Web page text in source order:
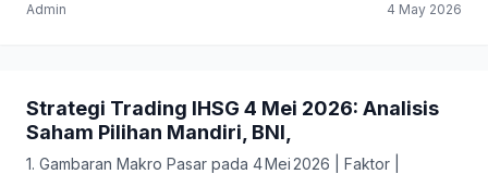
Admin 4 May 2026
Strategi Trading IHSG 4 Mei 2026: Analisis
Saham Pilihan Mandiri, BNI,
1. Gambaran Makro Pasar pada 4 Mei 2026 | Faktor |